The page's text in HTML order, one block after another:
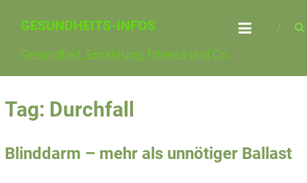
GESUNDHEITS-INFOS
Gesundheit, Ernährung, Fitness und Co.
Tag: Durchfall
Blinddarm – mehr als unnötiger Ballast